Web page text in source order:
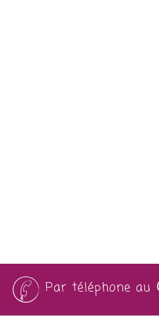
Par téléphone au